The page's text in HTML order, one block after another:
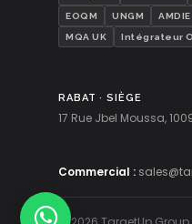
EOQM UNGM AMDIE
MQA UK Intégrateur
RABAT · SIÈGE
17 Rue Jbel Moussa,
Commercial :